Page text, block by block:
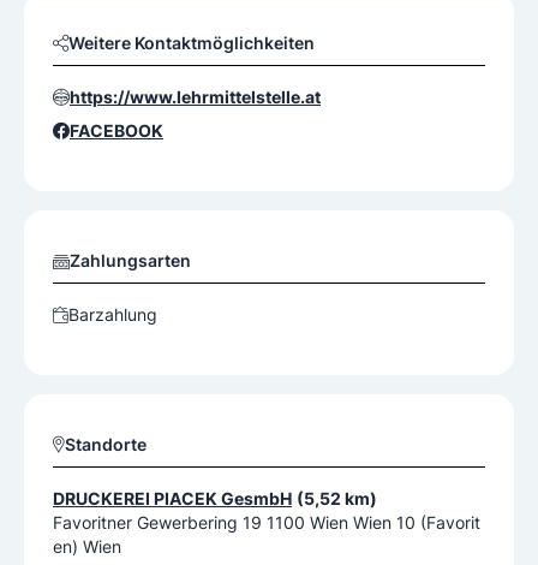
Weitere Kontaktmöglichkeiten
https://www.lehrmittelstelle.at
FACEBOOK
Zahlungsarten
Barzahlung
Standorte
DRUCKEREI PIACEK GesmbH (5,52 km)
Favoritner Gewerbering 19 1100 Wien Wien 10 (Favorit
en) Wien